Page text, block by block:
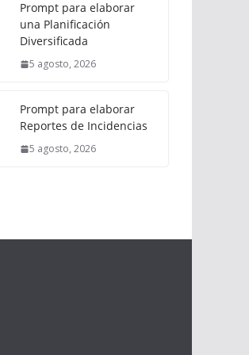
Prompt para elaborar
una Planificación
Diversificada
5 agosto, 2026
Prompt para elaborar
Reportes de Incidencias
5 agosto, 2026